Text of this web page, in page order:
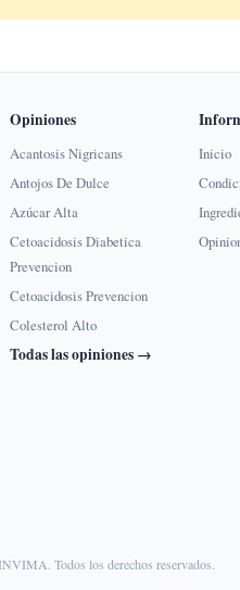
Opiniones
Acantosis Nigricans
Antojos De Dulce
Azúcar Alta
Cetoacidosis Diabetica
Prevencion
Cetoacidosis Prevencion
Colesterol Alto
Todas las opiniones →
Inicio
Todos los derechos reservados.